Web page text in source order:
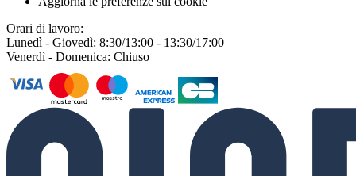
Orari di lavoro:
Lunedì - Giovedì: 8:30/13:00 - 13:30/17:00
Venerdì - Domenica: Chiuso